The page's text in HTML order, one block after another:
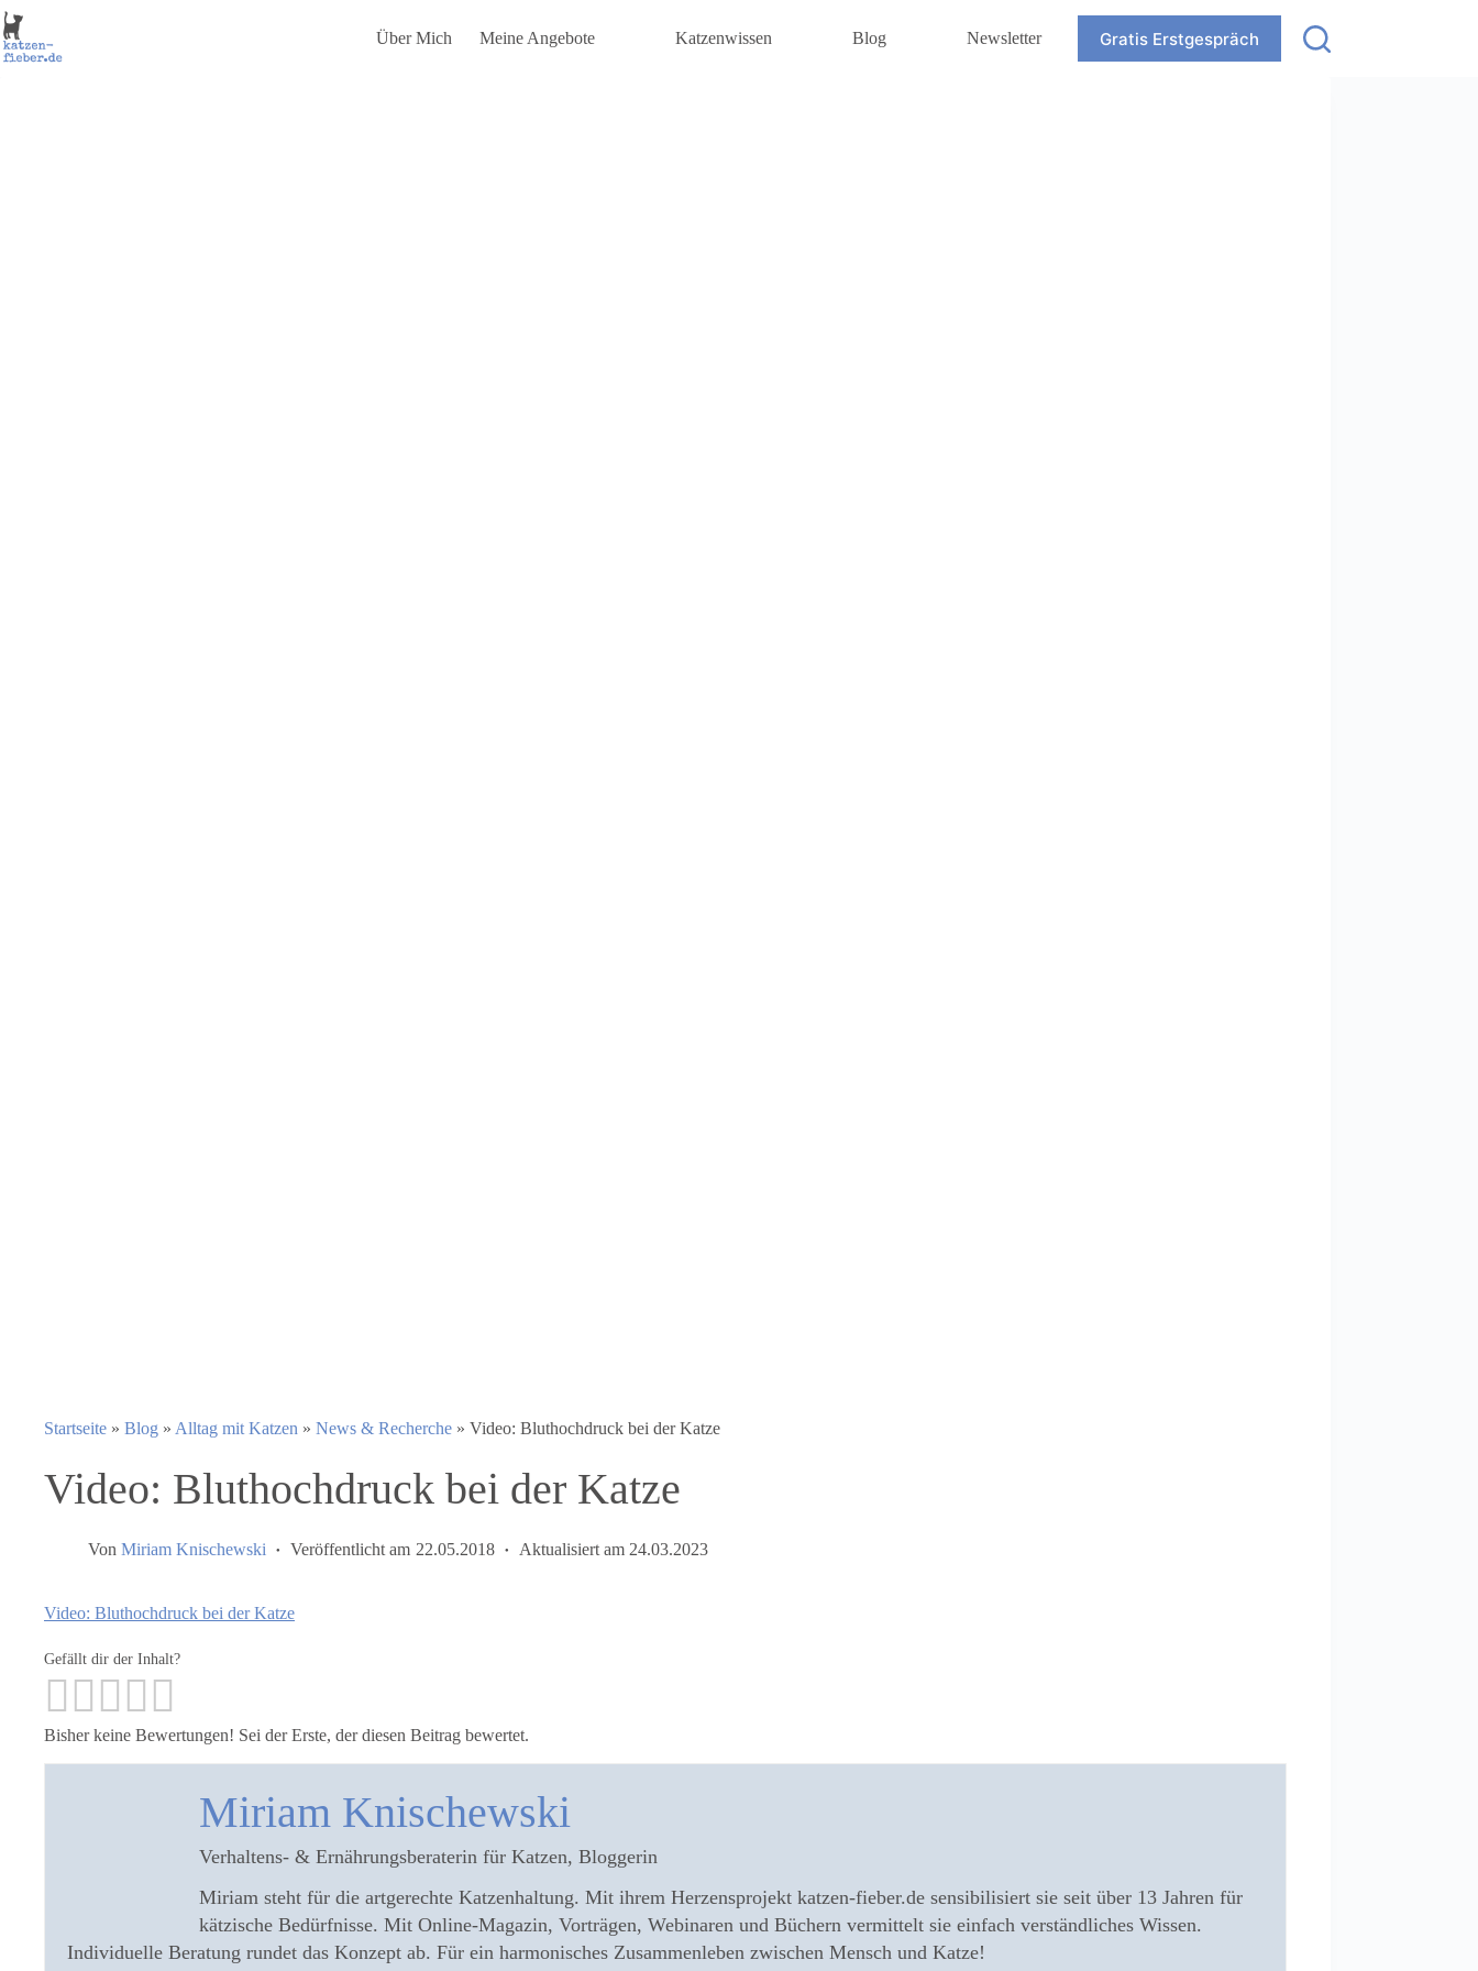
Zum
Inhalt
springen
Über Mich Meine Angebote Katzenwissen Blog Newsletter Gratis Erstgespräch
Startseite » Blog » Alltag mit Katzen » News & Recherche » Video: Bluthochdruck bei der Katze
Video: Bluthochdruck bei der Katze
Von Miriam Knischewski Veröffentlicht am 22.05.2018 Aktualisiert am 24.03.2023
Video: Bluthochdruck bei der Katze
Gefällt dir der Inhalt?
Bisher keine Bewertungen! Sei der Erste, der diesen Beitrag bewertet.
Miriam Knischewski
Verhaltens- & Ernährungsberaterin für Katzen, Bloggerin
Miriam steht für die artgerechte Katzenhaltung. Mit ihrem Herzensprojekt katzen-fieber.de sensibilisiert sie seit über 13 Jahren für
kätzische Bedürfnisse. Mit Online-Magazin, Vorträgen, Webinaren und Büchern vermittelt sie einfach verständliches Wissen.
Individuelle Beratung rundet das Konzept ab. Für ein harmonisches Zusammenleben zwischen Mensch und Katze!